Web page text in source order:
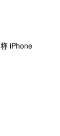
iPhone